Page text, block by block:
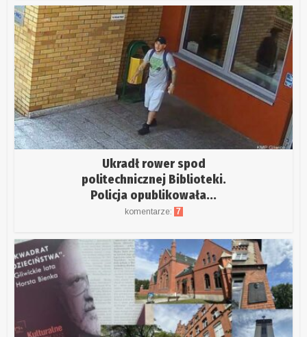
Ukradł rower spod
politechnicznej Biblioteki.
Policja opublikowała...
komentarze: 7